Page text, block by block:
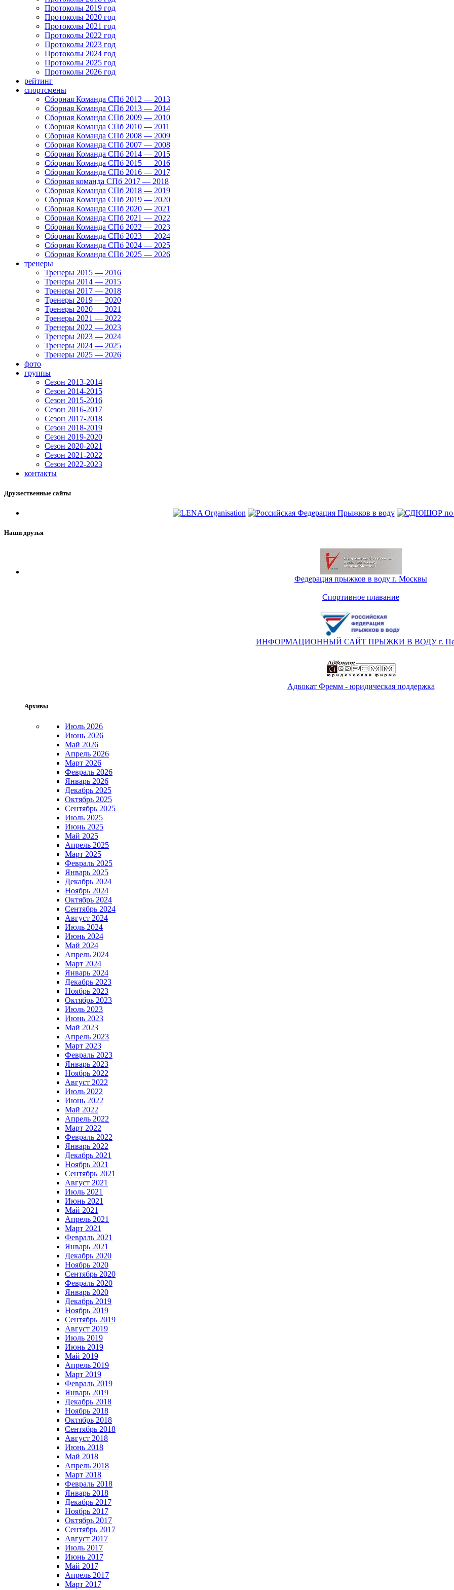
Протоколы 2019 год
Протоколы 2020 год
Протоколы 2021 год
Протоколы 2022 год
Протоколы 2023 год
Протоколы 2024 год
Протоколы 2025 год
Протоколы 2026 год
рейтинг
спортсмены
Сборная Команда СПб 2012 — 2013
Сборная Команда СПб 2013 — 2014
Сборная Команда СПб 2009 — 2010
Сборная Команда СПб 2010 — 2011
Сборная Команда СПб 2008 — 2009
Сборная Команда СПб 2007 — 2008
Сборная Команда СПб 2014 — 2015
Сборная Команда СПб 2015 — 2016
Сборная Команда СПб 2016 — 2017
Сборная команда СПб 2017 — 2018
Сборная Команда СПб 2018 — 2019
Сборная Команда СПб 2019 — 2020
Сборная Команда СПб 2020 — 2021
Сборная Команда СПб 2021 — 2022
Сборная Команда СПб 2022 — 2023
Сборная Команда СПб 2023 — 2024
Сборная Команда СПб 2024 — 2025
Сборная Команда СПб 2025 — 2026
тренеры
Тренеры 2015 — 2016
Тренеры 2014 — 2015
Тренеры 2017 — 2018
Тренеры 2019 — 2020
Тренеры 2020 — 2021
Тренеры 2021 — 2022
Тренеры 2022 — 2023
Тренеры 2023 — 2024
Тренеры 2024 — 2025
Тренеры 2025 — 2026
фото
группы
Сезон 2013-2014
Сезон 2014-2015
Сезон 2015-2016
Сезон 2016-2017
Сезон 2017-2018
Сезон 2018-2019
Сезон 2019-2020
Сезон 2020-2021
Сезон 2021-2022
Сезон 2022-2023
контакты
Дружественные сайты
Наши друзья
Федерация прыжков в воду г. Москвы
Спортивное плавание
ИНФОРМАЦИОННЫЙ САЙТ ПРЫЖКИ В ВОДУ г.
Адвокат Фремм - юридическая поддержка
Архивы
Июль 2026
Июнь 2026
Май 2026
Апрель 2026
Март 2026
Февраль 2026
Январь 2026
Декабрь 2025
Октябрь 2025
Сентябрь 2025
Июль 2025
Июнь 2025
Май 2025
Апрель 2025
Март 2025
Февраль 2025
Январь 2025
Декабрь 2024
Ноябрь 2024
Октябрь 2024
Сентябрь 2024
Август 2024
Июль 2024
Июнь 2024
Май 2024
Апрель 2024
Март 2024
Январь 2024
Декабрь 2023
Ноябрь 2023
Октябрь 2023
Июль 2023
Июнь 2023
Май 2023
Апрель 2023
Март 2023
Февраль 2023
Январь 2023
Ноябрь 2022
Август 2022
Июль 2022
Июнь 2022
Май 2022
Апрель 2022
Март 2022
Февраль 2022
Январь 2022
Декабрь 2021
Ноябрь 2021
Сентябрь 2021
Август 2021
Июль 2021
Июнь 2021
Май 2021
Апрель 2021
Март 2021
Февраль 2021
Январь 2021
Декабрь 2020
Ноябрь 2020
Сентябрь 2020
Февраль 2020
Январь 2020
Декабрь 2019
Ноябрь 2019
Сентябрь 2019
Август 2019
Июль 2019
Июнь 2019
Май 2019
Апрель 2019
Март 2019
Февраль 2019
Январь 2019
Декабрь 2018
Ноябрь 2018
Октябрь 2018
Сентябрь 2018
Август 2018
Июнь 2018
Май 2018
Апрель 2018
Март 2018
Февраль 2018
Январь 2018
Декабрь 2017
Ноябрь 2017
Октябрь 2017
Сентябрь 2017
Август 2017
Июль 2017
Июнь 2017
Май 2017
Апрель 2017
Март 2017